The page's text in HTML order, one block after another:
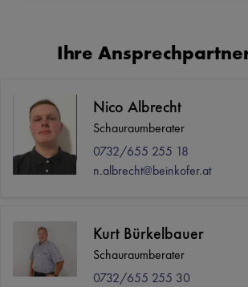
Ihre
Nico Albrecht
Schauraumberater
0732/655 255 18
n.albrecht@beinkofer.at
Kurt Bürkelbauer
Schauraumberater
0732/655 255 30